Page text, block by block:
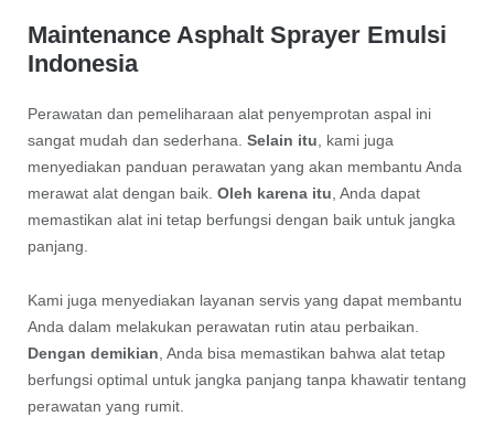
Maintenance Asphalt Sprayer Emulsi
Indonesia
Perawatan dan pemeliharaan alat penyemprotan aspal ini
sangat mudah dan sederhana. Selain itu , kami juga
menyediakan panduan perawatan yang akan membantu Anda
merawat alat dengan baik. Oleh karena itu , Anda dapat
memastikan alat ini tetap berfungsi dengan baik untuk jangka
panjang.
Kami juga menyediakan layanan servis yang dapat membantu
Anda dalam melakukan perawatan rutin atau perbaikan.
Dengan demikian , Anda bisa memastikan bahwa alat tetap
berfungsi optimal untuk jangka panjang tanpa khawatir tentang
perawatan yang rumit.